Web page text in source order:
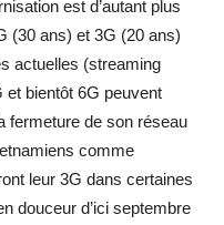
est d’autant plus
(30 ans) et 3G (20 ans)
actuelles (streaming
et bientôt 6G peuvent
fermeture de son réseau
comme
leur 3G dans certaines
douceur d’ici septembre